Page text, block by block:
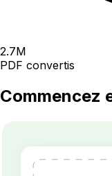
2.7M
PDF convertis
Commencez